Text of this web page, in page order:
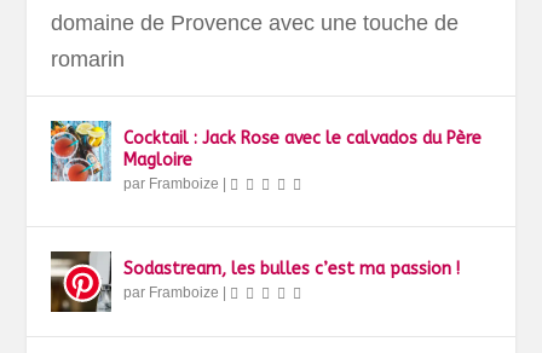
domaine de Provence avec une touche de
romarin
Cocktail : Jack Rose avec le calvados du Père
Magloire
par Framboize |
Sodastream, les bulles c’est ma passion !
par Framboize |